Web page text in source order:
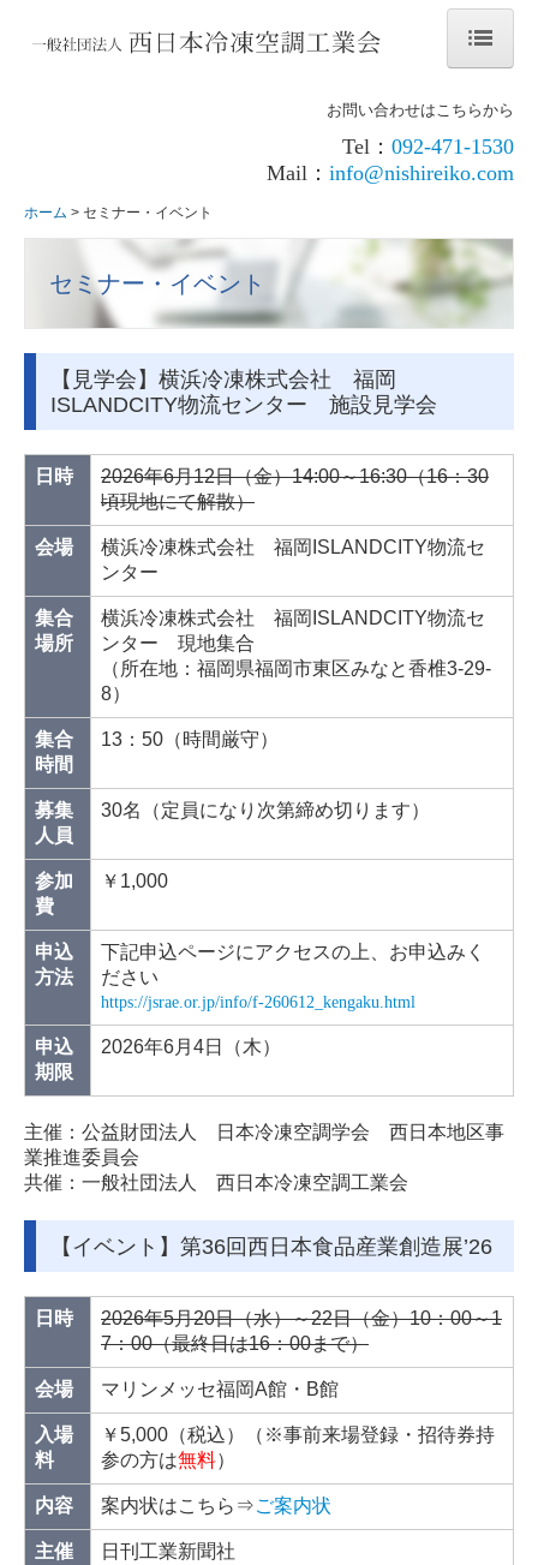
回収冷媒管理センター
関係団体
新規・一種冷媒フロン講習
新規・二種冷媒フロン講習
更新・冷媒フロン講習
RRC冷媒回収講習会
その他講習会・検定
セミナー・イベント
行程管理票・図書販売
認定事業所
冷凍空調施設工事認定
RRC認定冷媒回収
会員
入会案内
会員専用ページ
お問い合わせはこちらから
Tel： 092-471-1530
Mail： info@nishireiko.com
ホーム セミナー・イベント
セミナー・イベント
【見学会】横浜冷凍株式会社 福岡
ISLANDCITY物流センター 施設見学会
日時
2026年6月12日（金）14:00～16:30（16：30
頃現地にて解散）
会場
横浜冷凍株式会社 福岡ISLANDCITY物流セ
ンター
集合
場所
横浜冷凍株式会社 福岡ISLANDCITY物流セ
ンター 現地集合
（所在地：福岡県福岡市東区みなと香椎3-29-
8）
集合
時間
13：50（時間厳守）
募集
人員
30名（定員になり次第締め切ります）
参加
費
￥1,000
申込
方法
下記申込ページにアクセスの上、お申込みく
ださい
https://jsrae.or.jp/info/f-260612_kengaku.html
申込
期限
2026年6月4日（木）
主催：公益財団法人 日本冷凍空調学会 西日本地区事
業推進委員会
共催：一般社団法人 西日本冷凍空調工業会
【イベント】第36回西日本食品産業創造展’26
日時
2026年5月20日（水）～22日（金）10：00～1
7：00（最終日は16：00まで）
会場 マリンメッセ福岡A館・B館
入場
料
￥5,000（税込）（※事前来場登録・招待券持
参の方は無料）
内容 案内状はこちら⇒ご案内状
主催 日刊工業新聞社